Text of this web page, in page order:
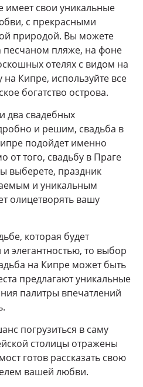
имеет свои уникальные
с прекрасными
природой. Вы можете
пляже, на фоне
отелях с видом на
Кипре, используйте все
богатство острова.
два свадебных
и решим, свадьба в
подойдет именно
от того, свадьбу в Праге
выберете, праздник
и уникальным
олицетворять вашу
которая будет
элегантностью, то выбор
на Кипре может быть
предлагают уникальные
палитры впечатлений
погрузиться в саму
столицы отражены
готов рассказать свою
вашей любви.